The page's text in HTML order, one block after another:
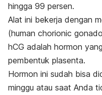
hingga 99 persen.
Alat ini bekerja dengan
(human chorionic
hCG adalah hormon
pembentuk plasenta.
Hormon ini sudah bisa
minggu atau saat Anda